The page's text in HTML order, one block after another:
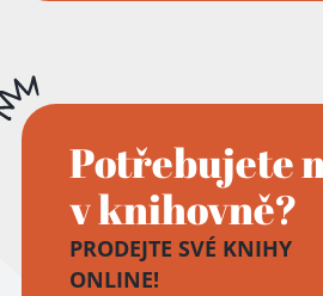
Potřebujete
v knihovně?
PRODEJTE SVÉ KNIHY
ONLINE!